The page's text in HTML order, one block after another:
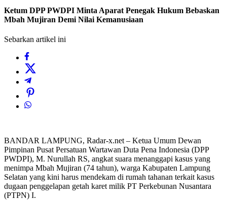
Ketum DPP PWDPI Minta Aparat Penegak Hukum Bebaskan
Mbah Mujiran Demi Nilai Kemanusiaan
Sebarkan artikel ini
BANDAR LAMPUNG, Radar-x.net – Ketua Umum Dewan
Pimpinan Pusat Persatuan Wartawan Duta Pena Indonesia (DPP
PWDPI), M. Nurullah RS, angkat suara menanggapi kasus yang
menimpa Mbah Mujiran (74 tahun), warga Kabupaten Lampung
Selatan yang kini harus mendekam di rumah tahanan terkait kasus
dugaan penggelapan getah karet milik PT Perkebunan Nusantara
(PTPN) I.